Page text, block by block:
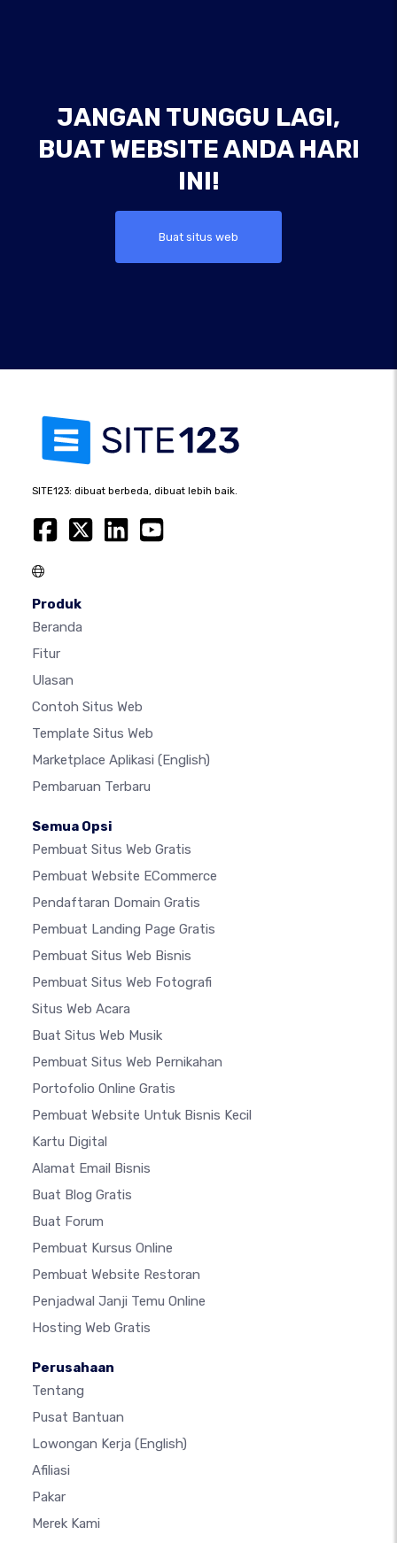
JANGAN TUNGGU LAGI,
BUAT WEBSITE ANDA HARI
INI!
Buat situs web
SITE123: dibuat berbeda, dibuat lebih baik.
Produk
Beranda
Fitur
Ulasan
Contoh Situs Web
Template Situs Web
Marketplace Aplikasi (English)
Pembaruan Terbaru
Semua Opsi
Pembuat Situs Web Gratis
Pembuat Website ECommerce
Pendaftaran Domain Gratis
Pembuat Landing Page Gratis
Pembuat Situs Web Bisnis
Pembuat Situs Web Fotografi
Situs Web Acara
Buat Situs Web Musik
Pembuat Situs Web Pernikahan
Portofolio Online Gratis
Pembuat Website Untuk Bisnis Kecil
Kartu Digital
Alamat Email Bisnis
Buat Blog Gratis
Buat Forum
Pembuat Kursus Online
Pembuat Website Restoran
Penjadwal Janji Temu Online
Hosting Web Gratis
Perusahaan
Tentang
Pusat Bantuan
Lowongan Kerja (English)
Afiliasi
Pakar
Merek Kami